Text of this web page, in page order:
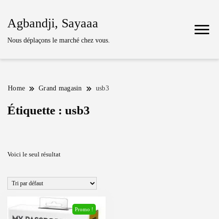
Agbandji, Sayaaa
Nous déplaçons le marché chez vous.
Home Grand magasin usb3
Étiquette : usb3
Voici le seul résultat
Promo !